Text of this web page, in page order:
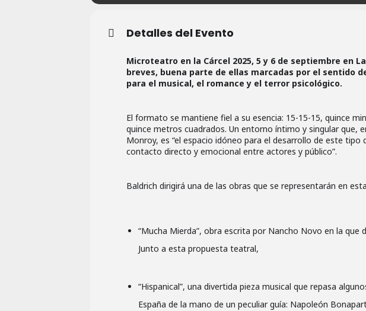
Detalles del Evento
Microteatro en la Cárcel 2025, 5 y 6 de septiembre en
breves, buena parte de ellas marcadas por el sentido
para el musical, el romance y el terror psicológico.
El formato se mantiene fiel a su esencia: 15-15-15, quince
quince metros cuadrados. Un entorno íntimo y singular que,
Monroy, es “el espacio idóneo para el desarrollo de este
contacto directo y emocional entre actores y público”.
Baldrich dirigirá una de las obras que se representarán en
“Mucha Mierda”, obra escrita por Nancho Novo en la que
Junto a esta propuesta teatral,
“Hispanical”, una divertida pieza musical que repasa
España de la mano de un peculiar guía: Napoleón